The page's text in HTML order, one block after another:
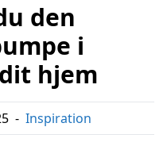
den
i
hjem
- Inspiration